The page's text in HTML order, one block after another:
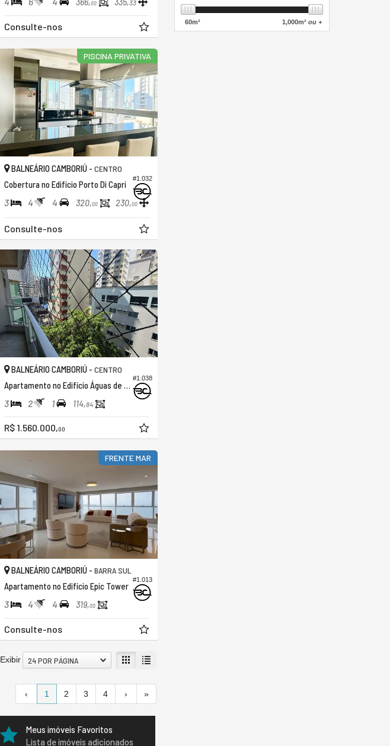
60m² 1,000m²ou +
00 33
Consulte-nos
PISCINA PRIVATIVA
#1.032
BALNEÁRIO CAMBORIÚ - CENTRO
Cobertura no Edifício Porto Di Capri
3 4 4 320,00 230,00
Consulte-nos
#1.038
BALNEÁRIO CAMBORIÚ - CENTRO
Apartamento no Edifício Águas de Veneza
3 2 1 114,84
R$ 1.560.000,00
FRENTE MAR
#1.013
BALNEÁRIO CAMBORIÚ - BARRA SUL
Apartamento no Edifício Epic Tower
3 4 4 319,00
Consulte-nos
Exibir 24 POR PÁGINA
‹ 1 2 3 4 › »
Meus imóveis Favoritos
Lista de imóveis adicionados